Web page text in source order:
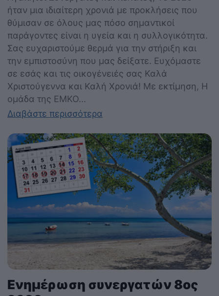
ήταν μια ιδιαίτερη χρονιά με προκλήσεις που
θύμισαν σε όλους μας πόσο σημαντικοί
παράγοντες είναι η υγεία και η συλλογικότητα.
Σας ευχαριστούμε θερμά για την στήριξη και
την εμπιστοσύνη που μας δείξατε. Ευχόμαστε
σε εσάς και τις οικογένειές σας Καλά
Χριστούγεννα και Καλή Χρονιά! Με εκτίμηση, Η
ομάδα της ΕΜΚΟ...
Διαβάστε περισσότερα
Ενημέρωση συνεργατών 8ος